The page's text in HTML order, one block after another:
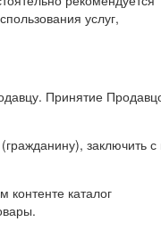
услуг,
Принятие
заключить
каталог